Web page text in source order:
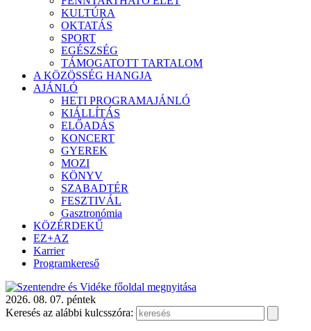
KULTÚRA
OKTATÁS
SPORT
EGÉSZSÉG
TÁMOGATOTT TARTALOM
A KÖZÖSSÉG HANGJA
AJÁNLÓ
HETI PROGRAMAJÁNLÓ
KIÁLLÍTÁS
ELŐADÁS
KONCERT
GYEREK
MOZI
KÖNYV
SZABADTÉR
FESZTIVÁL
Gasztronómia
KÖZÉRDEKŰ
EZ+AZ
Karrier
Programkereső
2026. 08. 07. péntek
Keresés az alábbi kulcsszóra: